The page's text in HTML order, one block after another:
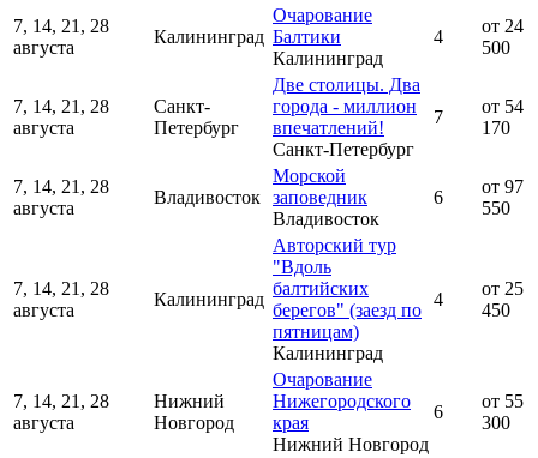
7, 14, 21, 28
августа
Калининград
Очарование
Балтики
Калининград
4
от 24
500
7, 14, 21, 28
августа
Санкт-
Петербург
Две столицы. Два
города - миллион
впечатлений!
Санкт-Петербург
7
от 54
170
7, 14, 21, 28
августа
Владивосток
Морской
заповедник
Владивосток
6
от 97
550
7, 14, 21, 28
августа
Калининград
Авторский тур
"Вдоль
балтийских
берегов" (заезд по
пятницам)
Калининград
4
от 25
450
7, 14, 21, 28
августа
Нижний
Новгород
Очарование
Нижегородского
края
Нижний Новгород
6
от 55
300